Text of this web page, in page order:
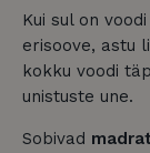
Kui sul on
erisoove, astu
kokku voodi
unistuste une.
Sobivad